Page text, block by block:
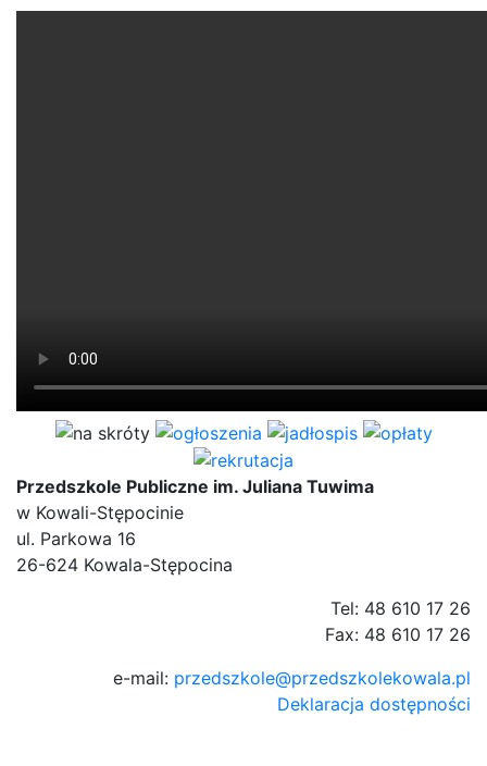
Przedszkole Publiczne im. Juliana Tuwima
w Kowali-Stępocinie
ul. Parkowa 16
26-624 Kowala-Stępocina
Tel: 48 610 17 26
Fax: 48 610 17 26
e-mail: przedszkole@przedszkolekowala.pl
Deklaracja dostępności